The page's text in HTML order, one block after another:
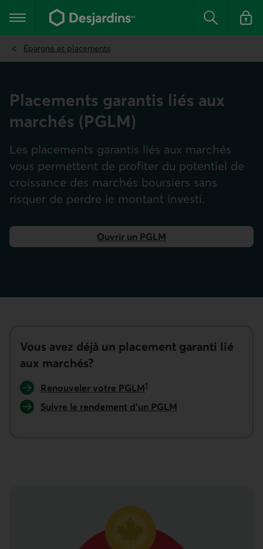
contenu
Menu principal Rechercher
Se
Épargne et placements
Placements garantis liés aux
marchés (PGLM)
Les placements garantis liés aux marchés
vous permettent de profiter du potentiel de
croissance des marchés boursiers sans
risquer de perdre le montant investi.
Ouvrir un PGLM
dans AccèsD.
Vous avez déjà un placement garanti lié
aux marchés?
Renouveler votre PGLM
dans AccèsD.
1
Suivre le rendement d’un PGLM